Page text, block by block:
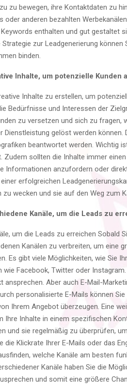
zu bewegen, ihre Kontaktdaten zu
oder anderen bezahlten
enthalten und gut gestaltet
zur Leadgenerierung
binden.
Inhalte, um potenzielle Kunden
Inhalte zu erstellen, um
Bedürfnisse und Interessen der
zu versetzen und sich zu fragen,
Dienstleistung gelöst werden können.
beantwortet werden. Wichtig
Zudem sollten die Inhalte immer
Informationen anzufordern oder
erfolgreichen
wecken und sie auf den Weg zum
Kanäle, um die Leads zu
um die Leads zu erreichen Sobald
Kanälen zu verbreiten, um eine
Es gibt viele Möglichkeiten, wie Sie
Facebook, Twitter oder
ansprechen. Aber auch E-Mail-
personalisierte E-Mails können
Ihrem Angebot überzeugen. Eine
Ihre Inhalte in einem spezifischen
und sie regelmäßig zu überprüfen,
die Klickrate Ihrer E-Mails oder das
welche Kanäle am besten
Kanäle haben Sie die
und somit eine größere